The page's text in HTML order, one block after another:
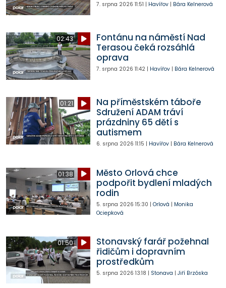
7. srpna 2026 11:51 | Havířov| Bára Kelnerová
02:43
Fontánu na náměstí Nad
Terasou čeká rozsáhlá
oprava
7. srpna 2026 11:42| Havířov| Bára Kelnerová
01:21
Na příměstském táboře
Sdružení ADAM tráví
prázdniny 65 dětí s
autismem
6. srpna 2026 11:15 | Havířov| Bára Kelnerová
01:38
Město Orlová chce
podpořit bydlení mladých
rodin
5. srpna 2026 15:30 | Orlová | Monika
Ociepková
01:50
Stonavský farář požehnal
řidičům i dopravním
prostředkům
5. srpna 2026 13:18 | Stonava | Jiří Brzóska